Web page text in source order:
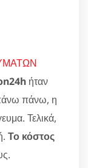
ήταν
πάνω, η
Τελικά,
Το κόστος